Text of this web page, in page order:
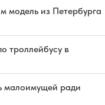
модель из Петербурга
троллейбусу в
малоимущей ради